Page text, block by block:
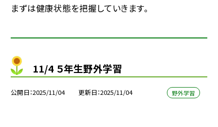
まずは健康状態を把握していきます。
11/4 ５年生野外学習
公開日 2025/11/04 更新日 2025/11/04 野外学習